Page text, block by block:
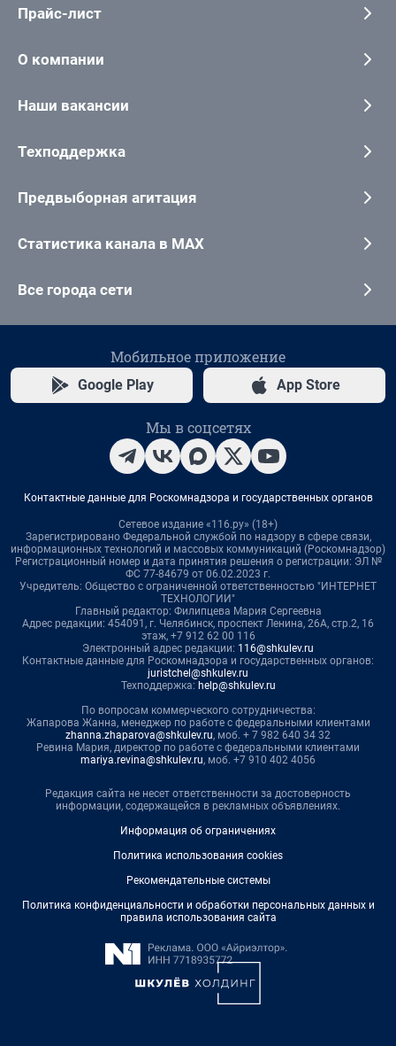
Прайс-лист
О компании
Наши вакансии
Техподдержка
Предвыборная агитация
Статистика канала в MAX
Все города сети
Мобильное приложение
Google Play App Store
Мы в соцсетях
Контактные данные для Роскомнадзора и государственных органов
Сетевое издание «116.ру» (18+)
Зарегистрировано Федеральной службой по надзору в сфере связи,
информационных технологий и массовых коммуникаций (Роскомнадзор)
Регистрационный номер и дата принятия решения о регистрации: ЭЛ №
ФС 77-84679 от 06.02.2023 г.
Учредитель: Общество с ограниченной ответственностью "ИНТЕРНЕТ
ТЕХНОЛОГИИ"
Главный редактор: Филипцева Мария Сергеевна
Адрес редакции: 454091, г. Челябинск, проспект Ленина, 26А, стр.2, 16
этаж, +7 912 62 00 116
Электронный адрес редакции: 116@shkulev.ru
Контактные данные для Роскомнадзора и государственных органов:
juristchel@shkulev.ru
Техподдержка: help@shkulev.ru
По вопросам коммерческого сотрудничества:
Жапарова Жанна, менеджер по работе с федеральными клиентами
zhanna.zhaparova@shkulev.ru, моб. + 7 982 640 34 32
Ревина Мария, директор по работе с федеральными клиентами
mariya.revina@shkulev.ru, моб. +7 910 402 4056
Редакция сайта не несет ответственности за достоверность
информации, содержащейся в рекламных объявлениях.
Информация об ограничениях
Политика использования cookies
Рекомендательные системы
Политика конфиденциальности и обработки персональных данных и
правила использования сайта